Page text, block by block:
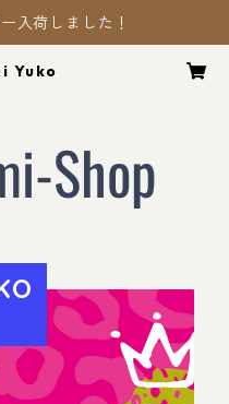
入荷しました！
Yuko